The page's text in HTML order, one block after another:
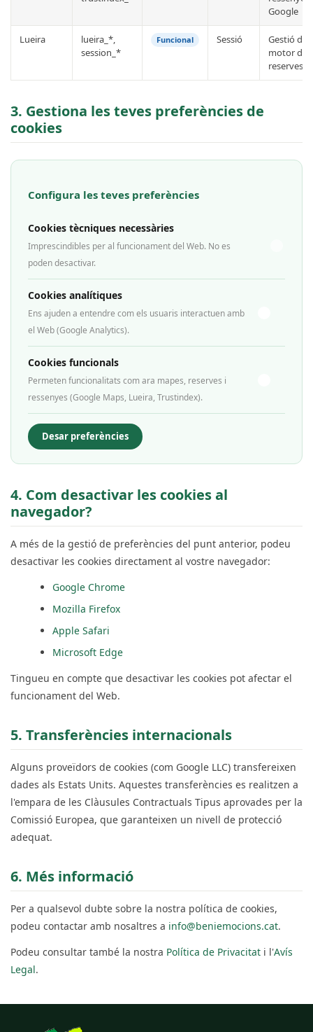
Google
Lueira
lueira_*,
session_*
Funcional Sessió
Gestió del
motor de
reserves
3. Gestiona les teves preferències de
cookies
Configura les teves preferències
Cookies tècniques necessàries
Imprescindibles per al funcionament del Web. No es
poden desactivar.
Cookies analítiques
Ens ajuden a entendre com els usuaris interactuen amb
el Web (Google Analytics).
Cookies funcionals
Permeten funcionalitats com ara mapes, reserves i
ressenyes (Google Maps, Lueira, Trustindex).
Desar preferències
4. Com desactivar les cookies al
navegador?
A més de la gestió de preferències del punt anterior, podeu
desactivar les cookies directament al vostre navegador:
Google Chrome
Mozilla Firefox
Apple Safari
Microsoft Edge
Tingueu en compte que desactivar les cookies pot afectar el
funcionament del Web.
5. Transferències internacionals
Alguns proveïdors de cookies (com Google LLC) transfereixen
dades als Estats Units. Aquestes transferències es realitzen a
l'empara de les Clàusules Contractuals Tipus aprovades per la
Comissió Europea, que garanteixen un nivell de protecció
adequat.
6. Més informació
Per a qualsevol dubte sobre la nostra política de cookies,
podeu contactar amb nosaltres a info@beniemocions.cat.
Podeu consultar també la nostra Política de Privacitat i l'Avís
Legal.